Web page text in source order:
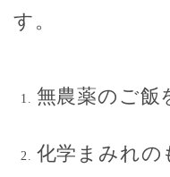
す。
無農薬のご飯
化学まみれの